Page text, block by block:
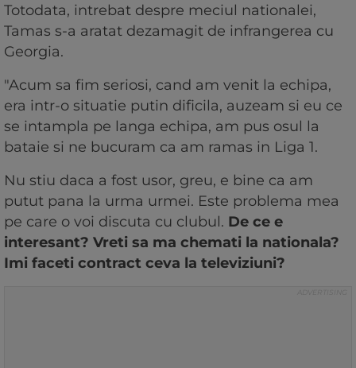
Totodata, intrebat despre meciul nationalei,
Tamas s-a aratat dezamagit de infrangerea cu
Georgia.
"Acum sa fim seriosi, cand am venit la echipa,
era intr-o situatie putin dificila, auzeam si eu ce
se intampla pe langa echipa, am pus osul la
bataie si ne bucuram ca am ramas in Liga 1.
Nu stiu daca a fost usor, greu, e bine ca am
putut pana la urma urmei. Este problema mea
pe care o voi discuta cu clubul. De ce e
interesant? Vreti sa ma chemati la nationala?
Imi faceti contract ceva la televiziuni?